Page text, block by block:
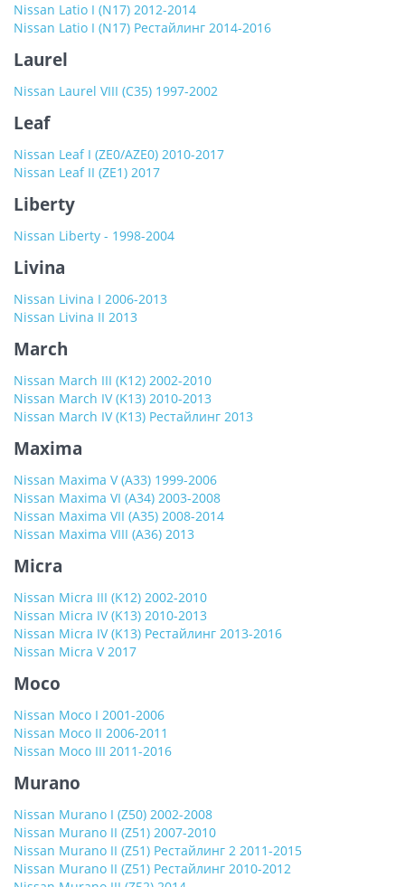
Nissan Latio I (N17) 2012-2014
Nissan Latio I (N17) Рестайлинг 2014-2016
Laurel
Nissan Laurel VIII (C35) 1997-2002
Leaf
Nissan Leaf I (ZE0/AZE0) 2010-2017
Nissan Leaf II (ZE1) 2017
Liberty
Nissan Liberty - 1998-2004
Livina
Nissan Livina I 2006-2013
Nissan Livina II 2013
March
Nissan March III (K12) 2002-2010
Nissan March IV (K13) 2010-2013
Nissan March IV (K13) Рестайлинг 2013
Maxima
Nissan Maxima V (A33) 1999-2006
Nissan Maxima VI (A34) 2003-2008
Nissan Maxima VII (A35) 2008-2014
Nissan Maxima VIII (A36) 2013
Micra
Nissan Micra III (K12) 2002-2010
Nissan Micra IV (K13) 2010-2013
Nissan Micra IV (K13) Рестайлинг 2013-2016
Nissan Micra V 2017
Moco
Nissan Moco I 2001-2006
Nissan Moco II 2006-2011
Nissan Moco III 2011-2016
Murano
Nissan Murano I (Z50) 2002-2008
Nissan Murano II (Z51) 2007-2010
Nissan Murano II (Z51) Рестайлинг 2 2011-2015
Nissan Murano II (Z51) Рестайлинг 2010-2012